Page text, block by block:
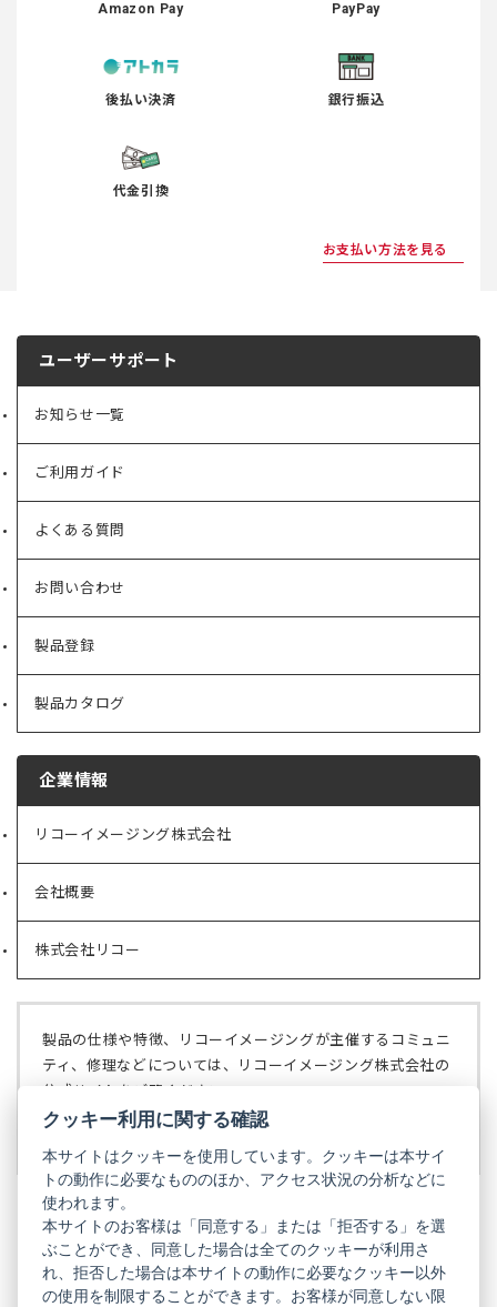
Amazon Pay PayPay
後払い決済 銀行振込
代金引換
お支払い方法を見る
ユーザーサポート
お知らせ一覧
ご利用ガイド
よくある質問
お問い合わせ
製品登録
製品カタログ
企業情報
リコーイメージング株式会社
（新
タ
ブ
で
開
く）
会社概要
（新
タ
ブ
で
く）
株式会社リコー
（新
ブ
で
開
製品の仕様や特徴、リコーイメージングが主催するコミュニ
ティ、修理などについては、リコーイメージング株式会社の
公式サイトをご覧ください。
リコーイメージング株式会社の公式サイト
（新
し
い
タ
ブ
で
開
く）
PENTAX
PENTAX
の
PENTAX
の
PENTAX
の
PENTAX
の
PENTAX
の
クッキー利用に関する確認
本サイトはクッキーを使用しています。クッキーは本サイ
トの動作に必要なもののほか、アクセス状況の分析などに
使われます。
本サイトのお客様は「同意する」または「拒否する」を選
ぶことができ、同意した場合は全てのクッキーが利用さ
れ、拒否した場合は本サイトの動作に必要なクッキー以外
の使用を制限することができます。お客様が同意しない限